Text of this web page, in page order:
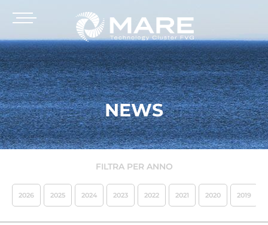
NEWS
FILTRA PER ANNO
2026 2025 2024 2023 2022 2021 2020 2019